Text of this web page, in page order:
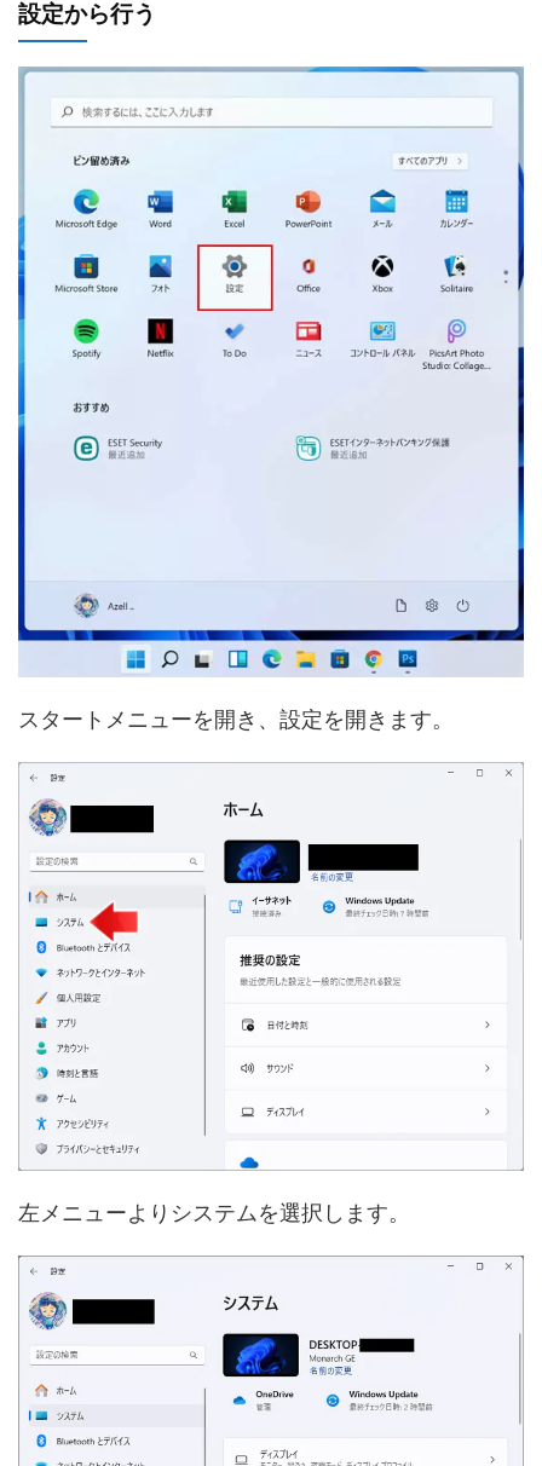
設定から行う
スタートメニューを開き、設定を開きます。
左メニューよりシステムを選択します。